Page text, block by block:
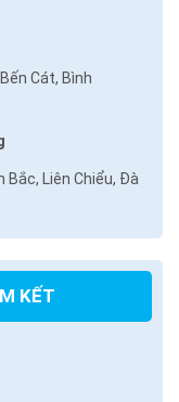
Cát, Bình
Bắc, Liên Chiểu, Đà
KẾT